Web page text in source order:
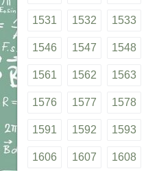
1531 1532 1533
1546 1547 1548
1561 1562 1563
1576 1577 1578
1591 1592 1593
1606 1607 1608